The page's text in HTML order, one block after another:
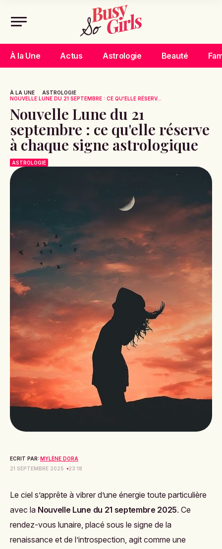
À la Une Actus Astrologie Beauté
À LA UNE
ASTROLOGIE
NOUVELLE LUNE DU 21 SEPTEMBRE : CE QU'ELLE RÉSERV...
Nouvelle Lune du 21
septembre : ce qu'elle réserve
à chaque signe astrologique
ASTROLOGIE
ECRIT PAR: MYLÈNE DORA
21 SEPTEMBRE 2025
23:18
Le ciel s’apprête à vibrer d’une énergie toute particulière
avec la Nouvelle Lune du 21 septembre 2025. Ce
rendez-vous lunaire, placé sous le signe de la
renaissance et de l’introspection, agit comme une